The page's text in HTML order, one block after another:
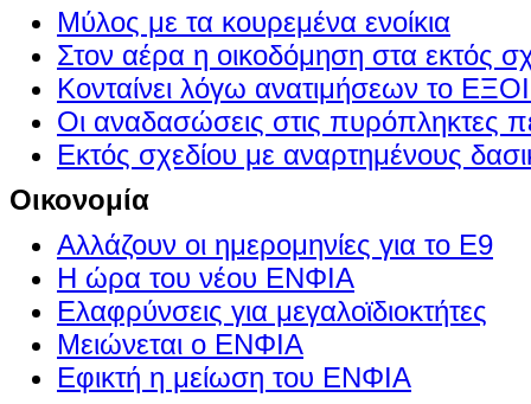
Μύλος με τα κουρεμένα ενοίκια
Στον αέρα η οικοδόμηση στα εκτός
Κονταίνει λόγω ανατιμήσεων το
Οι αναδασώσεις στις πυρόπληκτες
Εκτός σχεδίου με αναρτημένους
Οικονομία
Αλλάζουν οι ημερομηνίες για το Ε9
Η ώρα του νέου ΕΝΦΙΑ
Ελαφρύνσεις για μεγαλοϊδιοκτήτες
Μειώνεται ο ΕΝΦΙΑ
Εφικτή η μείωση του ΕΝΦΙΑ